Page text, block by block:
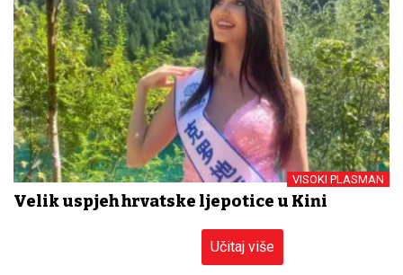
VISOKI PLASMAN
Velik uspjeh hrvatske ljepotice u Kini
Učitaj više